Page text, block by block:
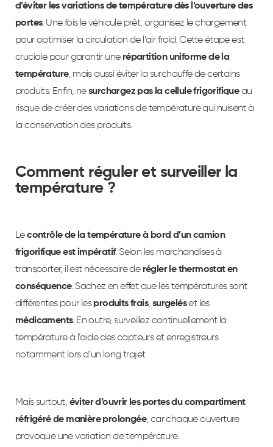
d’éviter les variations de température dès l’ouverture des
portes. Une fois le véhicule prêt, organisez le chargement
pour optimiser la circulation de l’air froid. Cette étape est
cruciale pour garantir une répartition uniforme de la
température, mais aussi éviter la surchauffe de certains
produits. Enfin, nesurchargez pas la cellule frigorifiqueau
risque de créer des variations de température qui nuisent à
la conservation des produits.
Comment réguler et surveiller la
température ?
Lecontrôle de la température à bord d’un camion
frigorifique est impératif. Selon les marchandises à
transporter, il est nécessaire de régler le thermostat en
conséquence. Sachez en effet que les températures sont
différentes pour lesproduits frais, surgeléset les
médicaments. En outre, surveillez continuellement la
température à l’aide des capteurs et enregistreurs
notamment lors d’un long trajet.
Mais surtout, éviter d’ouvrir les portes du compartiment
réfrigéré de manière prolongée, car chaque ouverture
provoque une variation de température.